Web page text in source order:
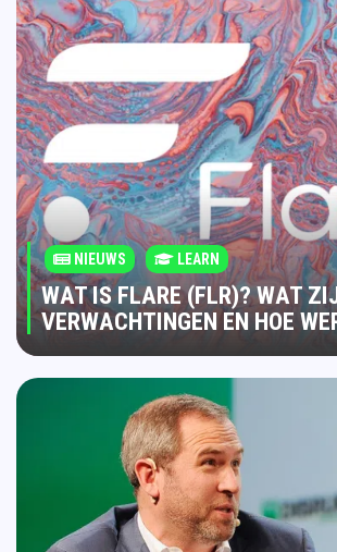
NIEUWS LEARN
WAT IS FLARE (FLR)? WAT
VERWACHTINGEN EN HOE